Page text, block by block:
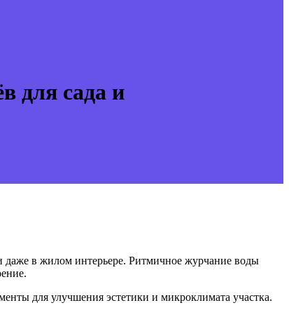
для сада и
даже в жилом интерьере. Ритмичное журчание воды
для улучшения эстетики и микроклимата участка.